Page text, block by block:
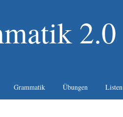
2.0
Grammatik Übungen Listen